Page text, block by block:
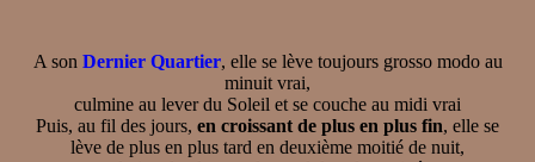
A son Dernier Quartier, elle se lève toujours grosso modo au
minuit vrai,
culmine au lever du Soleil et se couche au midi vrai
Puis, au fil des jours, en croissant de plus en plus fin, elle se
lève de plus en plus tard en deuxième moitié de nuit,